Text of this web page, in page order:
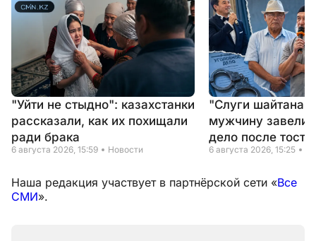
"Уйти не стыдно": казахстанки
рассказали, как их похищали
ради брака
6 августа 2026, 15:59 Новости
"Слуги шайтана"
мужчину завели
дело после
6 августа 2026, 15:25
Наша редакция участвует в партнёрской сети «Все
СМИ».